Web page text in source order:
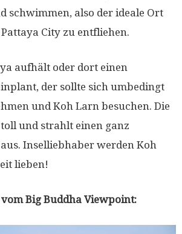
schwimmen, also der ideale Ort
City zu entfliehen.
aufhält oder dort einen
der sollte sich umbedingt
und Koh Larn besuchen. Die
und strahlt einen ganz
Inselliebhaber werden Koh
lieben!
Big Buddha Viewpoint: